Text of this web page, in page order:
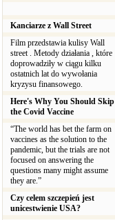
Kanciarze z Wall Street
Film przedstawia kulisy Wall
street . Metody działania , które
doprowadziły w ciągu kilku
ostatnich lat do wywołania
kryzysu finansowego.
Here's Why You Should Skip
the Covid Vaccine
“The world has bet the farm on
vaccines as the solution to the
pandemic, but the trials are not
focused on answering the
questions many might assume
they are.”
Czy celem szczepień jest
unicestwienie USA?